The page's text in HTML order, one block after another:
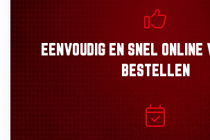
EENVOUDIGEN SNEL ONLINE
BESTELLEN